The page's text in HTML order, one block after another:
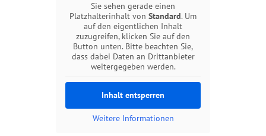
Sie sehen gerade einen
Platzhalterinhalt von Standard. Um
auf den eigentlichen Inhalt
zuzugreifen, klicken Sie auf den
Button unten. Bitte beachten Sie,
dass dabei Daten an Drittanbieter
weitergegeben werden.
Inhalt entsperren
Weitere Informationen